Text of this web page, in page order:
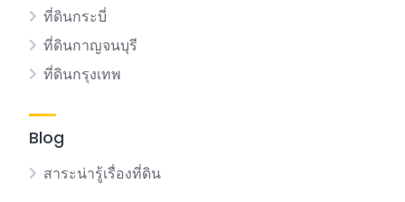
ที่ดินกระบี่
ที่ดินกาญจนบุรี
ที่ดินกรุงเทพ
Blog
สาระน่ารู้เรื่องที่ดิน